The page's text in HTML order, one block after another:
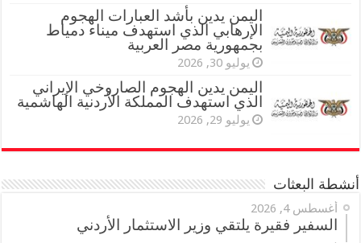
اليمن يدين بأشد العبارات الهجوم
الإرهابي الذي استهدف ميناء دمياط
بجمهورية مصر العربية
يوليو 30, 2026
اليمن يدين الهجوم الصاروخي الإيراني
الذي استهدف المملكة الأردنية الهاشمية
يوليو 29, 2026
أنشطة البعثات
أغسطس 4, 2026
السفير فقيرة يلتقي وزير الاستثمار الأردني